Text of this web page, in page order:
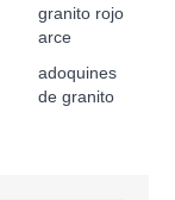
granito rojo
arce
adoquines
de granito